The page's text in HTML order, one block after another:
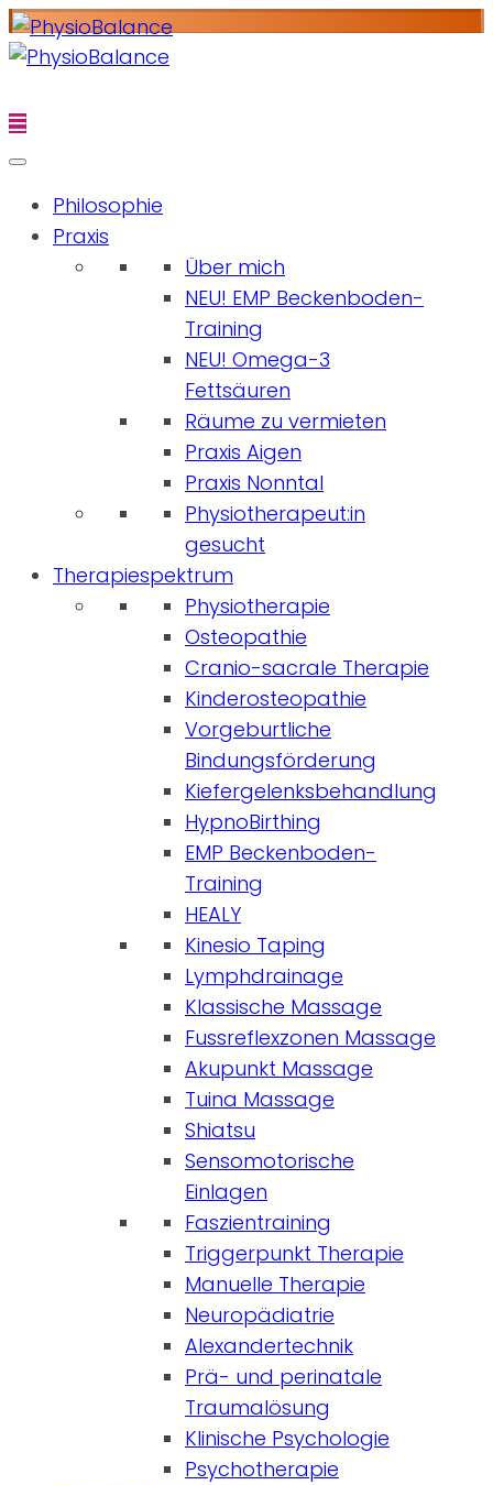
Philosophie
Praxis
Über mich
NEU! EMP Beckenboden-
Training
NEU! Omega-3
Fettsäuren
Räume zu vermieten
Praxis Aigen
Praxis Nonntal
Physiotherapeut:in
gesucht
Therapiespektrum
Physiotherapie
Osteopathie
Cranio-sacrale Therapie
Kinderosteopathie
Vorgeburtliche
Bindungsförderung
Kiefergelenksbehandlung
HypnoBirthing
EMP Beckenboden-
Training
HEALY
Kinesio Taping
Lymphdrainage
Klassische Massage
Fussreflexzonen Massage
Akupunkt Massage
Tuina Massage
Shiatsu
Sensomotorische
Einlagen
Faszientraining
Triggerpunkt Therapie
Manuelle Therapie
Neuropädiatrie
Alexandertechnik
Prä- und perinatale
Traumalösung
Klinische Psychologie
Psychotherapie